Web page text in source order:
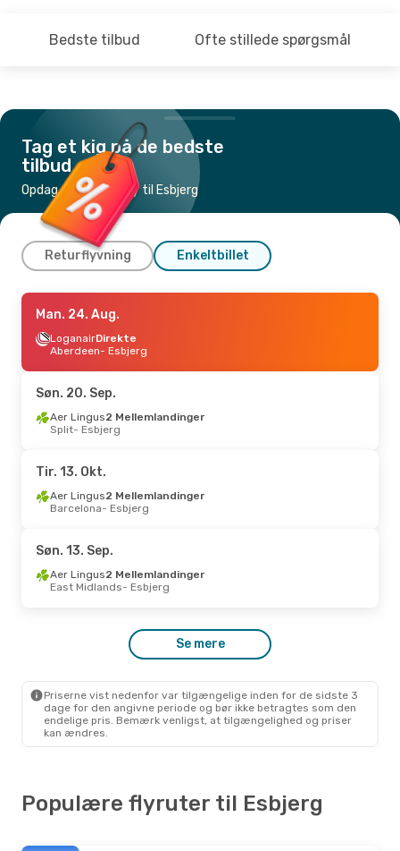
Bedste tilbud Ofte stillede spørgsmål
Tag et kig på de bedste
tilbud
Opdag de billigste fly til Esbjerg
Returflyvning Enkeltbillet
Man. 12. Okt.- Fre. 16. Okt.
LoganairDirekte
Aberdeen- Esbjerg
Esbjerg- Aberdeen
Man. 24. Aug.- Søn. 30. Aug.
British Airways
1 Mellemlanding
Esbjerg- Dublin
Man. 24. Aug.
LoganairDirekte
Aberdeen- Esbjerg
Søn. 20. Sep.
Aer Lingus2 Mellemlandinger
Split- Esbjerg
Tir. 13. Okt.
Aer Lingus2 Mellemlandinger
Barcelona- Esbjerg
Søn. 13. Sep.
Aer Lingus2 Mellemlandinger
East Midlands- Esbjerg
Se mere
Priserne vist nedenfor var tilgængelige inden for de sidste 3
dage for den angivne periode og bør ikke betragtes som den
endelige pris. Bemærk venligst, at tilgængelighed og priser
kan ændres.
Populære flyruter til Esbjerg